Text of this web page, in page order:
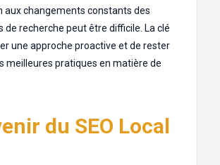
aux changements constants des
de recherche peut être difficile. La clé
une approche proactive et de rester
meilleures pratiques en matière de
du SEO Local